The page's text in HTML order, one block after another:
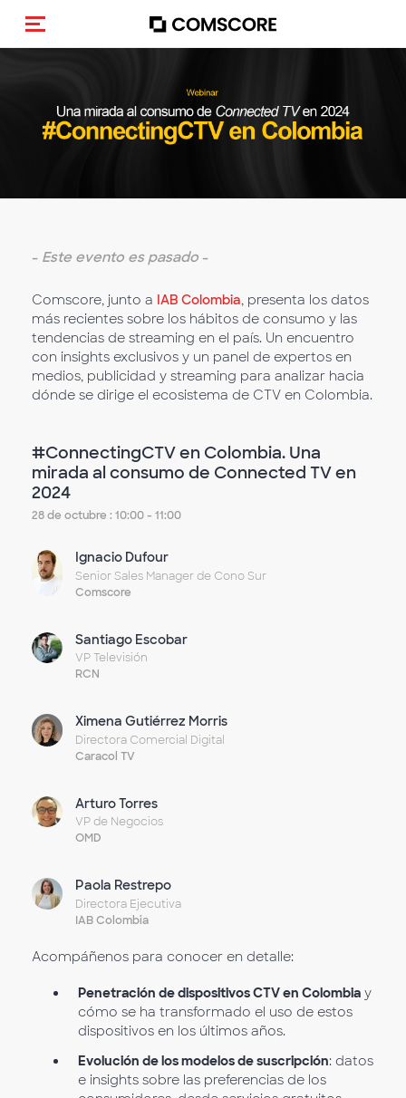
Activar navegación
- Este evento es pasado -
Comscore, junto a IAB Colombia, presenta los datos
más recientes sobre los hábitos de consumo y las
tendencias de streaming en el país. Un encuentro
con insights exclusivos y un panel de expertos en
medios, publicidad y streaming para analizar hacia
dónde se dirige el ecosistema de CTV en Colombia.
#ConnectingCTV en Colombia. Una
mirada al consumo de Connected TV en
2024
28 de octubre : 10:00 - 11:00
Ignacio Dufour
Senior Sales Manager de Cono Sur
Comscore
Santiago Escobar
VP Televisión
RCN
Ximena Gutiérrez Morris
Directora Comercial Digital
Caracol TV
Arturo Torres
VP de Negocios
OMD
Paola Restrepo
Directora Ejecutiva
IAB Colombia
Acompáñenos para conocer en detalle:
Penetración de dispositivos CTV en Colombiay
cómo se ha transformado el uso de estos
dispositivos en los últimos años.
Evolución de los modelos de suscripción: datos
e insights sobre las preferencias de los